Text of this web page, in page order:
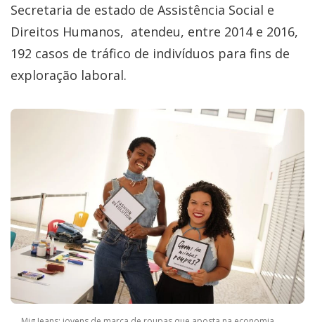
Secretaria de estado de Assistência Social e
Direitos Humanos, atendeu, entre 2014 e 2016,
192 casos de tráfico de indivíduos para fins de
exploração laboral.